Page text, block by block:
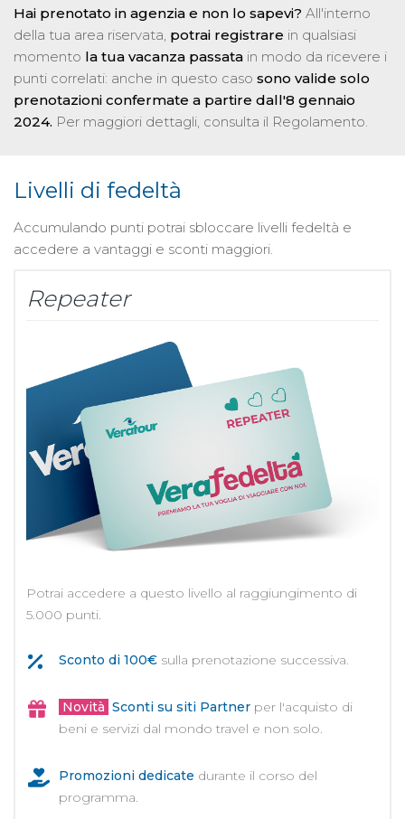
Hai prenotato in agenzia e non lo sapevi? All'interno
della tua area riservata, potrai registrare in qualsiasi
momento la tua vacanza passata in modo da ricevere i
punti correlati: anche in questo caso sono valide solo
prenotazioni confermate a partire dall'8 gennaio
2024. Per maggiori dettagli, consulta il Regolamento.
Livelli di fedeltà
Accumulando punti potrai sbloccare livelli fedeltà e
accedere a vantaggi e sconti maggiori.
Repeater
Potrai accedere a questo livello al raggiungimento di
5.000 punti.
Sconto di 100€ sulla prenotazione successiva.
Novità Sconti su siti Partner per l'acquisto di
beni e servizi dal mondo travel e non solo.
Promozioni dedicate durante il corso del
programma.